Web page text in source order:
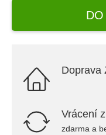
Doprava
Vrácení
zdarma a